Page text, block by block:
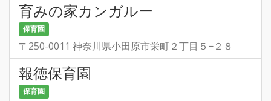
育みの家カンガルー
保育園
〒250-0011 神奈川県小田原市栄町２丁目５−２８
報徳保育園
保育園